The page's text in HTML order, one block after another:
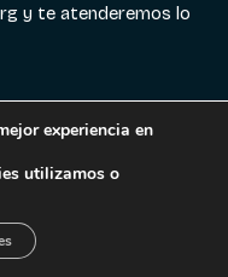
y te atenderemos lo
experiencia en
utilizamos o